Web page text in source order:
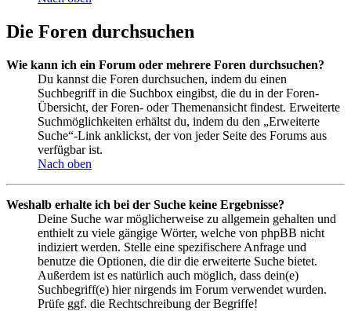
Die Foren durchsuchen
Wie kann ich ein Forum oder mehrere Foren durchsuchen?
Du kannst die Foren durchsuchen, indem du einen
Suchbegriff in die Suchbox eingibst, die du in der Foren-
Übersicht, der Foren- oder Themenansicht findest. Erweiterte
Suchmöglichkeiten erhältst du, indem du den „Erweiterte
Suche“-Link anklickst, der von jeder Seite des Forums aus
verfügbar ist.
Nach oben
Weshalb erhalte ich bei der Suche keine Ergebnisse?
Deine Suche war möglicherweise zu allgemein gehalten und
enthielt zu viele gängige Wörter, welche von phpBB nicht
indiziert werden. Stelle eine spezifischere Anfrage und
benutze die Optionen, die dir die erweiterte Suche bietet.
Außerdem ist es natürlich auch möglich, dass dein(e)
Suchbegriff(e) hier nirgends im Forum verwendet wurden.
Prüfe ggf. die Rechtschreibung der Begriffe!